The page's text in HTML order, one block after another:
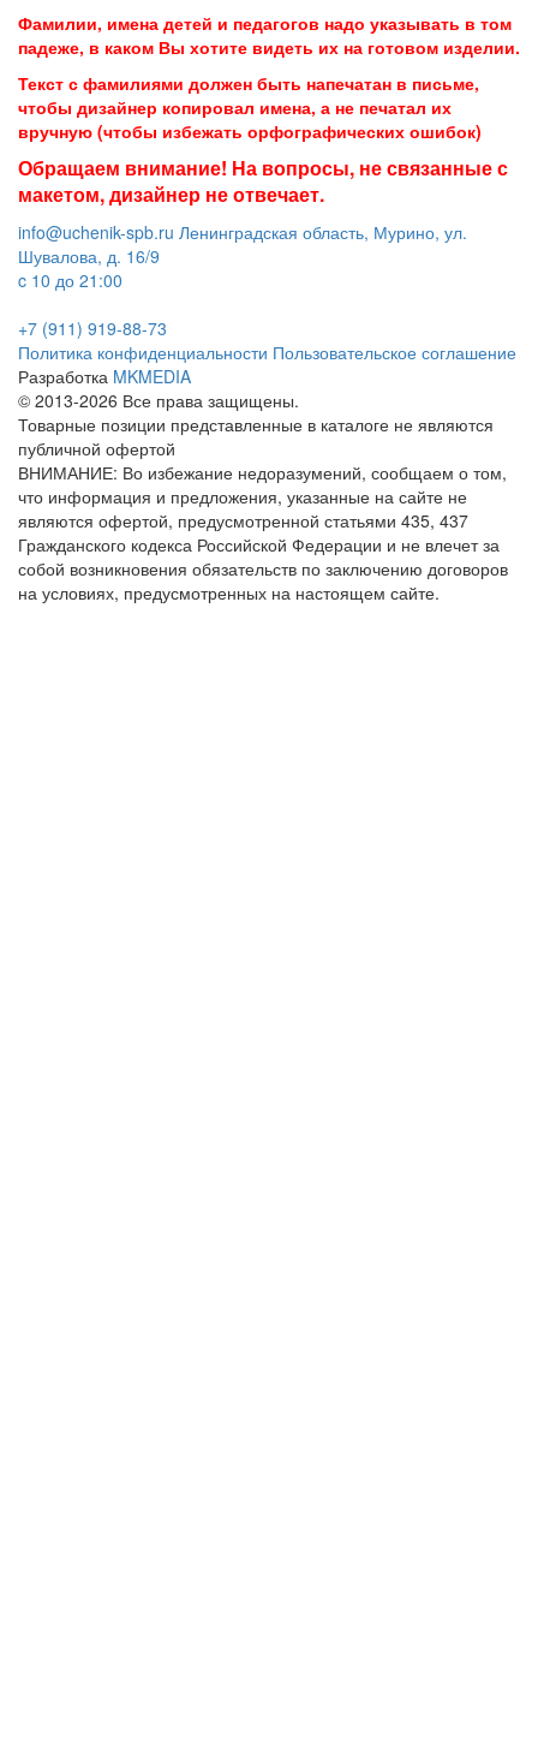
Фамилии, имена детей и педагогов надо указывать в том
падеже, в каком Вы хотите видеть их на готовом изделии.
Текст с фамилиями должен быть напечатан в письме,
чтобы дизайнер копировал имена, а не печатал их
вручную (чтобы избежать орфографических ошибок)
Обращаем внимание! На вопросы, не связанные с
макетом, дизайнер не отвечает.
info@uchenik-spb.ru Ленинградская область, Мурино, ул.
Шувалова, д. 16/9
c 10 до 21:00
+7 (911) 919-88-73
Политика конфиденциальности Пользовательское соглашение
Разработка MKMEDIA
© 2013-2026 Все права защищены.
Товарные позиции представленные в каталоге не являются
публичной офертой
ВНИМАНИЕ: Во избежание недоразумений, сообщаем о том,
что информация и предложения, указанные на сайте не
являются офертой, предусмотренной статьями 435, 437
Гражданского кодекса Российской Федерации и не влечет за
собой возникновения обязательств по заключению договоров
на условиях, предусмотренных на настоящем сайте.